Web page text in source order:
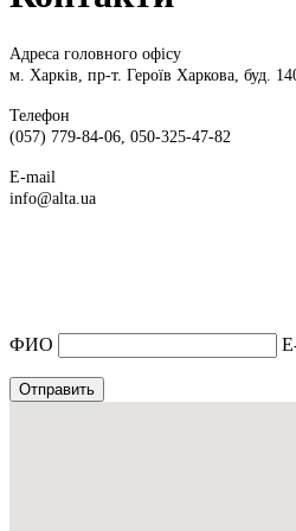
Адреса головного офісу
м. Харків, пр-т. Героїв Харкова, буд.
Телефон
(057) 779-84-06, 050-325-47-82
E-mail
info@alta.ua
ФИО